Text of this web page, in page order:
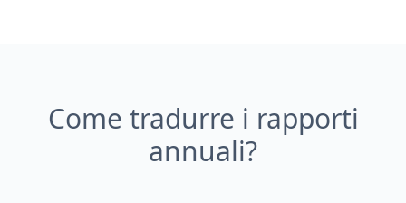
Come tradurre i rapporti
annuali?